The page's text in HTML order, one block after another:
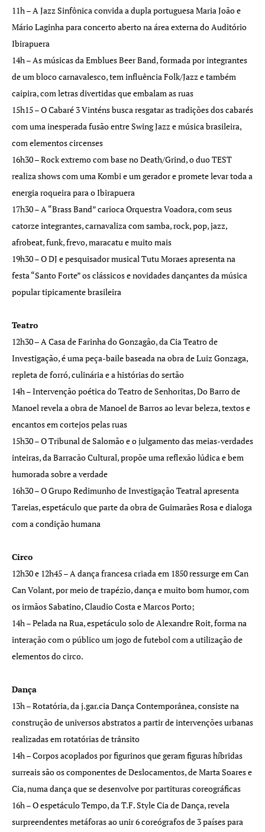
11h – A Jazz Sinfônica convida a dupla portuguesa Maria João e
Mário Laginha para concerto aberto na área externa do Auditório
Ibirapuera
14h – As músicas da Emblues Beer Band, formada por integrantes
de um bloco carnavalesco, tem influência Folk/Jazz e também
caipira, com letras divertidas que embalam as ruas
15h15 – O Cabaré 3 Vinténs busca resgatar as tradições dos cabarés
com uma inesperada fusão entre Swing Jazz e música brasileira,
com elementos circenses
16h30 – Rock extremo com base no Death/Grind, o duo TEST
realiza shows com uma Kombi e um gerador e promete levar toda a
energia roqueira para o Ibirapuera
17h30 – A “Brass Band” carioca Orquestra Voadora, com seus
catorze integrantes, carnavaliza com samba, rock, pop, jazz,
afrobeat, funk, frevo, maracatu e muito mais
19h30 – O DJ e pesquisador musical Tutu Moraes apresenta na
festa “Santo Forte” os clássicos e novidades dançantes da música
popular tipicamente brasileira
Teatro
12h30 – A Casa de Farinha do Gonzagão, da Cia Teatro de
Investigação, é uma peça-baile baseada na obra de Luiz Gonzaga,
repleta de forró, culinária e a histórias do sertão
14h – Intervenção poética do Teatro de Senhoritas, Do Barro de
Manoel revela a obra de Manoel de Barros ao levar beleza, textos e
encantos em cortejos pelas ruas
15h30 – O Tribunal de Salomão e o julgamento das meias-verdades
inteiras, da Barracão Cultural, propõe uma reflexão lúdica e bem
humorada sobre a verdade
16h30 – O Grupo Redimunho de Investigação Teatral apresenta
Tareias, espetáculo que parte da obra de Guimarães Rosa e dialoga
com a condição humana
Circo
12h30 e 12h45 – A dança francesa criada em 1850 ressurge em Can
Can Volant, por meio de trapézio, dança e muito bom humor, com
os irmãos Sabatino, Claudio Costa e Marcos Porto;
14h – Pelada na Rua, espetáculo solo de Alexandre Roit, forma na
interação com o público um jogo de futebol com a utilização de
elementos do circo.
Dança
13h – Rotatória, da j.gar.cia Dança Contemporânea, consiste na
construção de universos abstratos a partir de intervenções urbanas
realizadas em rotatórias de trânsito
14h – Corpos acoplados por figurinos que geram figuras híbridas
surreais são os componentes de Deslocamentos, de Marta Soares e
Cia, numa dança que se desenvolve por partituras coreográficas
16h – O espetáculo Tempo, da T.F. Style Cia de Dança, revela
surpreendentes metáforas ao unir 6 coreógrafos de 3 países para